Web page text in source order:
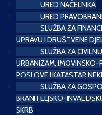
URED NAČELNIKA
URED
SLUŽBA ZA
UPRAVU I DRUŠTVENE
SLUŽBA ZA
URBANIZAM, IMOVINSKO-
POSLOVE I KATASTAR
SLUŽBA ZA
BRANITELJSKO-
SKRB